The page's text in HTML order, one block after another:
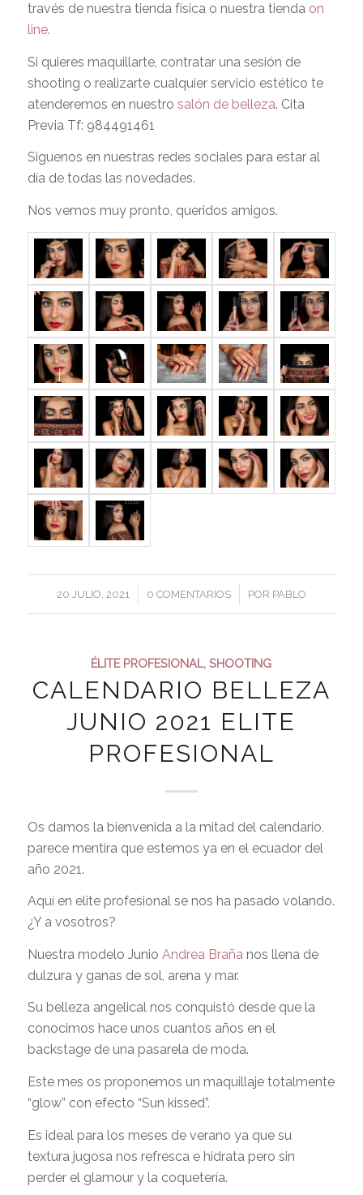
través de nuestra tienda física o nuestra tienda on
line.
Si quieres maquillarte, contratar una sesión de
shooting o realizarte cualquier servicio estético te
atenderemos en nuestro salón de belleza. Cita
Previa Tf: 984491461
Siguenos en nuestras redes sociales para estar al
día de todas las novedades.
Nos vemos muy pronto, queridos amigos.
20 JULIO, 2021
/ 0 COMENTARIOS
/ POR PABLO
ÉLITE PROFESIONAL,SHOOTING
CALENDARIO BELLEZA
JUNIO 2021 ELITE
PROFESIONAL
Os damos la bienvenida a la mitad del calendario,
parece mentira que estemos ya en el ecuador del
año 2021.
Aquí en elite profesional se nos ha pasado volando.
¿Y a vosotros?
Nuestra modelo Junio Andrea Brañanos llena de
dulzura y ganas de sol, arena y mar.
Su belleza angelical nos conquistó desde que la
conocimos hace unos cuantos años en el
backstage de una pasarela de moda.
Este mes os proponemos un maquillaje totalmente
“glow” con efecto “Sun kissed”.
Es ideal para los meses de verano ya que su
textura jugosa nos refresca e hidrata pero sin
perder el glamour y la coquetería.